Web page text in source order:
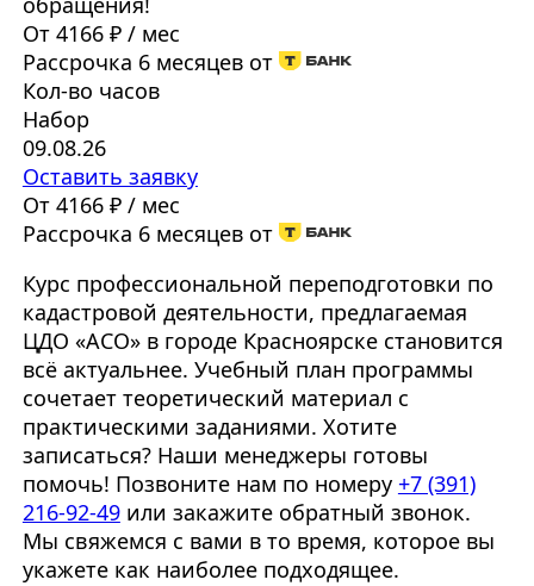
От 4166 ₽ / мес
Рассрочка 6 месяцев от
Кол-во часов
Набор
09.08.26
Оставить заявку
От 4166 ₽ / мес
Рассрочка 6 месяцев от
Курс профессиональной переподготовки по
кадастровой деятельности, предлагаемая
ЦДО «АСО» в городе Красноярске становится
всё актуальнее. Учебный план программы
сочетает теоретический материал с
практическими заданиями. Хотите
записаться? Наши менеджеры готовы
помочь! Позвоните нам по номеру +7 (391)
216-92-49или закажите обратный звонок.
Мы свяжемся с вами в то время, которое вы
укажете как наиболее подходящее.